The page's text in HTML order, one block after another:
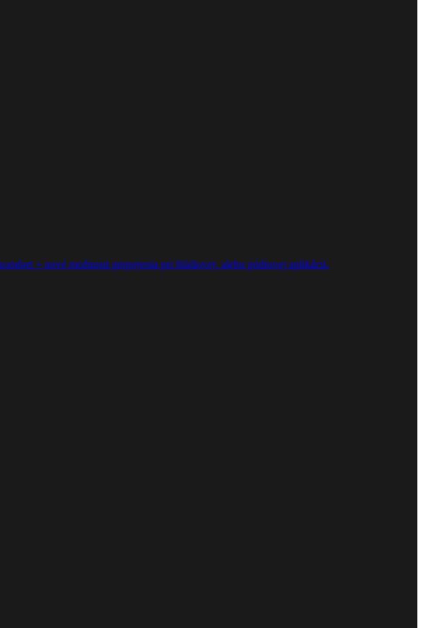
+ nové možnosti prepojenia pri štúdiovej, alebo pódiovej aplikácii.